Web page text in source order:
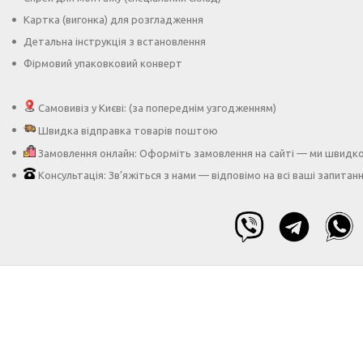
Картка (вигонка) для розгладження
Детальна інструкція з встановлення
Фірмовий упаковковий конверт
Самовивіз у Києві: (за попереднім узгодженням)
Швидка відправка товарів поштою
Замовлення онлайн: Оформіть замовлення на сайті — ми
Консультація: Зв’яжіться з нами — відповімо на всі ваші